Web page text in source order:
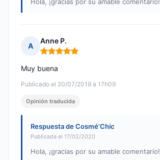
A
Anne P.
Nota: 5 de 5
Publicado el 20/07/2019 à 17h09
Muy buena
Opinión traducida
Respuesta de Cosmé’Chic
Publicada el 17/02/2020
Hola, ¡gracias por su amable comentario!